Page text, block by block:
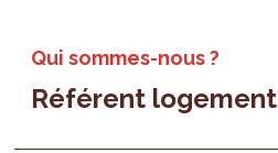
Qui sommes-nous ?
Référent logement